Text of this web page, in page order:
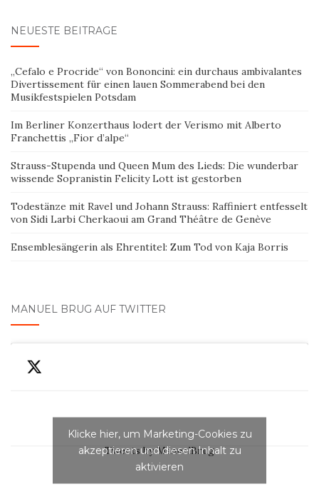
NEUESTE BEITRÄGE
„Cefalo e Procride“ von Bononcini: ein durchaus ambivalantes
Divertissement für einen lauen Sommerabend bei den
Musikfestspielen Potsdam
Im Berliner Konzerthaus lodert der Verismo mit Alberto
Franchettis „Fior d’alpe“
Strauss-Stupenda und Queen Mum des Lieds: Die wunderbar
wissende Sopranistin Felicity Lott ist gestorben
Todestänze mit Ravel und Johann Strauss: Raffiniert entfesselt
von Sidi Larbi Cherkaoui am Grand Théâtre de Genève
Ensemblesängerin als Ehrentitel: Zum Tod von Kaja Borris
MANUEL BRUG AUF TWITTER
Tweets by ManuelBrug
Klicke hier, um Marketing-Cookies zu
akzeptieren und diesen Inhalt zu
aktivieren